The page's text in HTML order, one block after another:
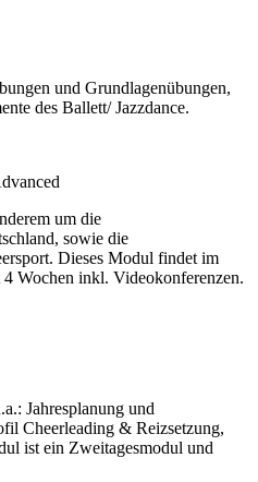
und Grundlagenübungen,
des Ballett/ Jazzdance.
um die
sowie die
Dieses Modul findet im
Wochen inkl. Videokonferenzen.
Jahresplanung und
Cheerleading & Reizsetzung,
ist ein Zweitagesmodul und